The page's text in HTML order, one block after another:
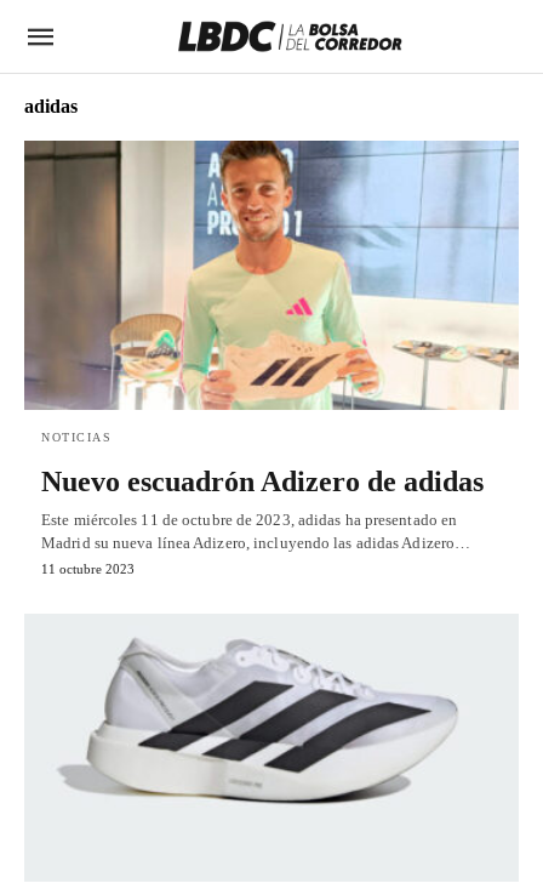
adidas
NOTICIAS
Nuevo escuadrón Adizero de adidas
Este miércoles 11 de octubre de 2023, adidas ha presentado en
Madrid su nueva línea Adizero, incluyendo las adidas Adizero…
11 octubre 2023